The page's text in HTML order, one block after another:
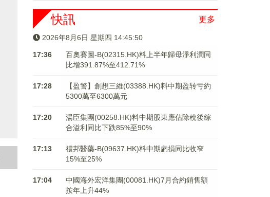
更多
快訊
2026年8月6日 星期四 14:45:51
17:36
百奧賽圖-B(02315.HK)料上半年歸母淨利潤同
比增391.87%至412.71%
17:28
【盈警】創想三維(03388.HK)料中期盈转亏約
5300萬至6300萬元
17:20
湯臣集團(00258.HK)料中期股東應佔除稅後綜
合溢利同比下跌85%至90%
17:13
禮邦醫藥-B(09637.HK)料中期虧損同比收窄
15%至25%
17:04
中國海外宏洋集團(00081.HK)7月合約銷售額
按年上升44%